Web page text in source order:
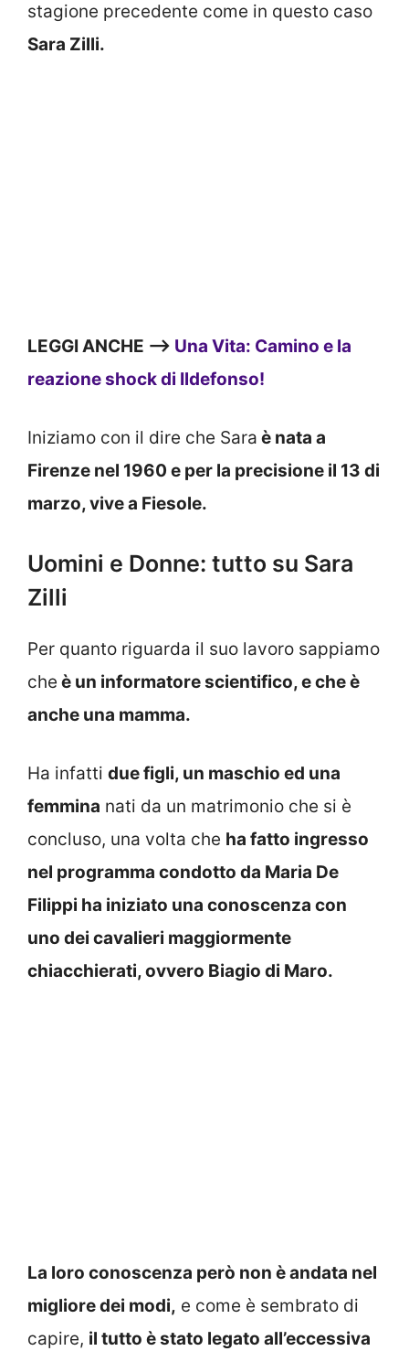
stagione precedente come in questo caso
Sara Zilli.
LEGGI ANCHE —> Una Vita: Camino e la
reazione shock di Ildefonso!
Iniziamo con il dire che Sara è nata a
Firenze nel 1960 e per la precisione il 13 di
marzo, vive a Fiesole.
Uomini e Donne: tutto su Sara
Zilli
Per quanto riguarda il suo lavoro sappiamo
che è un informatore scientifico, e che è
anche una mamma.
Ha infatti due figli, un maschio ed una
femmina nati da un matrimonio che si è
concluso, una volta che ha fatto ingresso
nel programma condotto da Maria De
Filippi ha iniziato una conoscenza con
uno dei cavalieri maggiormente
chiacchierati, ovvero Biagio di Maro.
La loro conoscenza però non è andata nel
migliore dei modi, e come è sembrato di
capire, il tutto è stato legato all’eccessiva